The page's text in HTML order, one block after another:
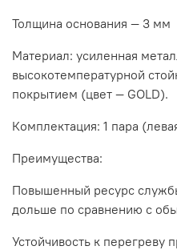
Толщина основания — 3 мм
Материал: усиленная
высокотемпературной
покрытием (цвет — GOLD).
Комплектация: 1 пара
Преимущества:
Повышенный ресурс
дольше по сравнению с
Устойчивость к перегреву